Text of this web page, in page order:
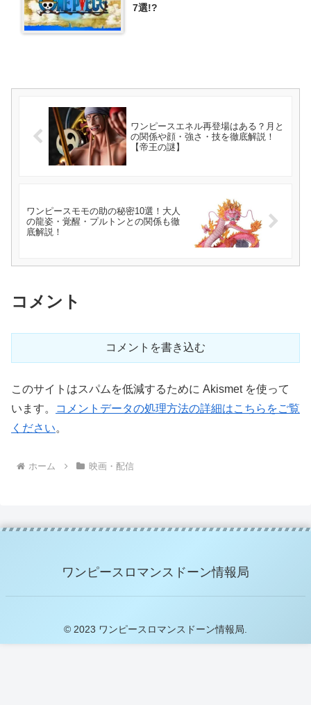
7選!?
ワンピースエネル再登場はある？月と
の関係や顔・強さ・技を徹底解説！
【帝王の謎】
ワンピースモモの助の秘密10選！大人
の龍姿・覚醒・プルトンとの関係も徹
底解説！
コメント
コメントを書き込む
このサイトはスパムを低減するために Akismet を使って
います。
コメントデータの処理方法の詳細はこちらをご覧
ください。
ホーム 映画・配信
ワンピースロマンスドーン情報局
© 2023 ワンピースロマンスドーン情報局.